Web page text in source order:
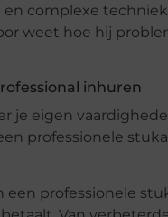
complexe
weet hoe hij
inhuren
je eigen
professionele
een professionele